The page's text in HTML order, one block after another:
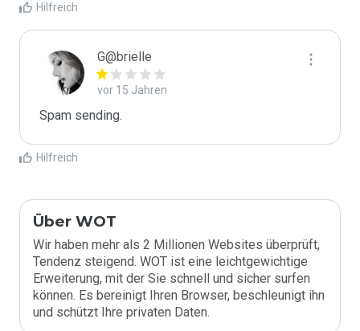
Hilfreich
G@brielle
vor 15 Jahren
Spam sending.
Hilfreich
Über WOT
Wir haben mehr als 2 Millionen Websites überprüft,
Tendenz steigend. WOT ist eine leichtgewichtige
Erweiterung, mit der Sie schnell und sicher surfen
können. Es bereinigt Ihren Browser, beschleunigt ihn
und schützt Ihre privaten Daten.